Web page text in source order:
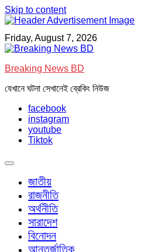
Skip to content
Friday, August 7, 2026
Breaking News BD
যেখানে ঘটনা সেখানেই ব্রেকিং নিউজ
facebook
instagram
youtube
Tiktok
জাতীয়
রাজনীতি
অর্থনীতি
সারাদেশ
বিনোদন
আন্তর্জাতিক